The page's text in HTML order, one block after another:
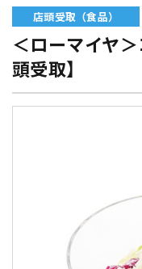
店頭受取（食品）
＜ローマイヤ
頭受取】